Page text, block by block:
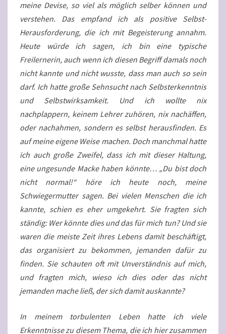
meine Devise, so viel als möglich selber können und
verstehen. Das empfand ich als positive Selbst-
Herausforderung, die ich mit Begeisterung annahm.
Heute würde ich sagen, ich bin eine typische
Freilernerin, auch wenn ich diesen Begriff damals noch
nicht kannte und nicht wusste, dass man auch so sein
darf. Ich hatte große Sehnsucht nach Selbsterkenntnis
und Selbstwirksamkeit. Und ich wollte nix
nachplappern, keinem Lehrer zuhören, nix nachäffen,
oder nachahmen, sondern es selbst herausfinden. Es
auf meine eigene Weise machen. Doch manchmal hatte
ich auch große Zweifel, dass ich mit dieser Haltung,
eine ungesunde Macke haben könnte… „Du bist doch
nicht normal!“ höre ich heute noch, meine
Schwiegermutter sagen. Bei vielen Menschen die ich
kannte, schien es eher umgekehrt. Sie fragten sich
ständig: Wer könnte dies und das für mich tun? Und sie
waren die meiste Zeit ihres Lebens damit beschäftigt,
das organisiert zu bekommen, jemanden dafür zu
finden. Sie schauten oft mit Unverständnis auf mich,
und fragten mich, wieso ich dies oder das nicht
jemanden mache ließ, der sich damit auskannte?
In meinem torbulenten Leben hatte ich viele
Erkenntnisse zu diesem Thema, die ich hier zusammen